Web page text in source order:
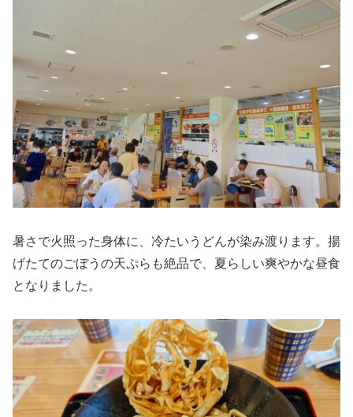
暑さで火照った身体に、冷たいうどんが染み渡ります。揚
げたてのごぼうの天ぷらも絶品で、夏らしい爽やかな昼食
となりました。